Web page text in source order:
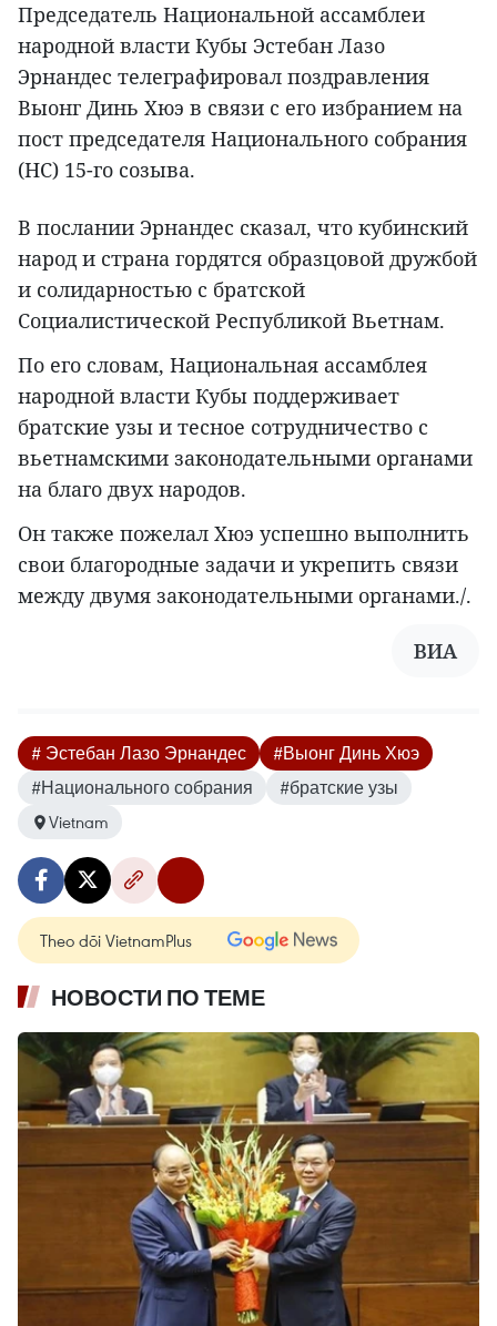
Председатель Национальной ассамблеи
народной власти Кубы Эстебан Лазо
Эрнандес телеграфировал поздравления
Выонг Динь Хюэ в связи с его избранием на
пост председателя Национального собрания
(НС) 15-го созыва.
В послании Эрнандес сказал, что кубинский
народ и страна гордятся образцовой дружбой
и солидарностью с братской
Социалистической Республикой Вьетнам.
По его словам, Национальная ассамблея
народной власти Кубы поддерживает
братские узы и тесное сотрудничество с
вьетнамскими законодательными органами
на благо двух народов.
Он также пожелал Хюэ успешно выполнить
свои благородные задачи и укрепить связи
между двумя законодательными органами./.
ВИА
# Эстебан Лазо Эрнандес
#Выонг Динь Хюэ
#Национального собрания
#братские узы
Vietnam
Theo dõi VietnamPlus
НОВОСТИ ПО ТЕМЕ